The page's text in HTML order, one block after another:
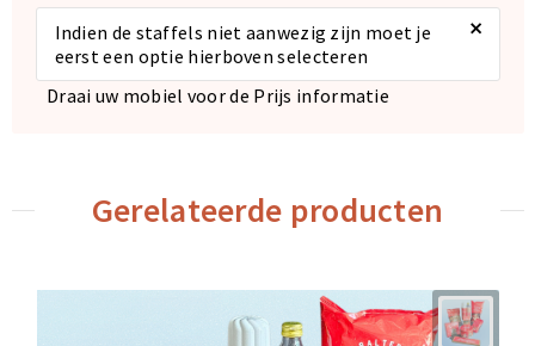
Indien de staffels niet aanwezig zijn moet je
eerst een optie hierboven selecteren
×
Draai uw mobiel voor de Prijs informatie
Gerelateerde producten